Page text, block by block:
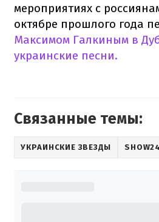
мероприятиях с
октябре прошлого года
Максимом Галкиным в
украинские песни.
Связанные темы:
УКРАИНСКИЕ ЗВЕЗДЫ SHOW24